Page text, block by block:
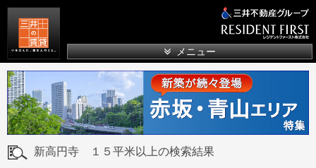
メニュー
新高円寺 １５平米以上の検索結果